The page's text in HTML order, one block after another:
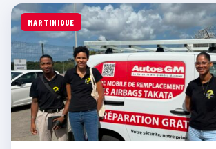
MARTINIQUE